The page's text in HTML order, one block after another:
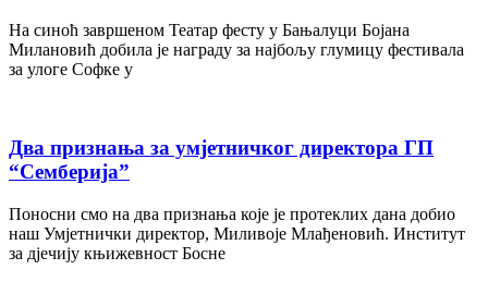
На синоћ завршеном Театар фесту у Бањалуци Бојана
Милановић добила је награду за најбољу глумицу фестивала
за улоге Софке у
Два признања за умјетничког директора ГП
“Семберија”
Поносни смо на два признања које је протеклих дана добио
наш Умјетнички директор, Миливоје Млађеновић. Институт
за дјечију књижевност Босне